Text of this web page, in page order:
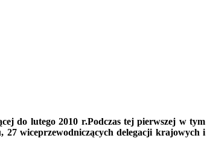
do lutego 2010 r.Podczas tej pierwszej w tym
27 wiceprzewodniczących delegacji krajowych i